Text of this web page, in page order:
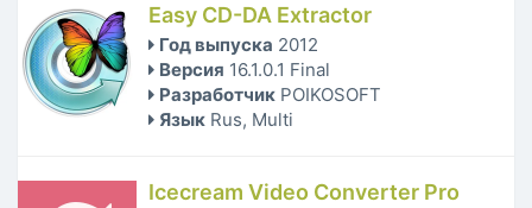
Easy CD-DA Extractor
Год выпуска 2012
Версия 16.1.0.1 Final
Разработчик POIKOSOFT
Язык Rus, Multi
Icecream Video Converter Pro